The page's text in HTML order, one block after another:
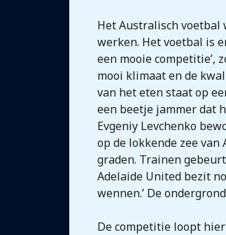
Het Australisch voetbal
werken. Het voetbal is
een mooie competitie’,
mooi klimaat en de
van het eten staat op
een beetje jammer dat
Evgeniy Levchenko
op de lokkende zee
graden. Trainen
Adelaide United bezit
wennen.’ De
De competitie loopt